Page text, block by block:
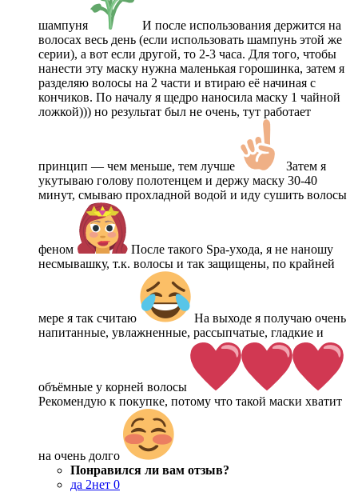
шампуня
И после использования держится на
волосах весь день (если использовать шампунь этой же
серии), а вот если другой, то 2-3 часа. Для того, чтобы
нанести эту маску нужна маленькая горошинка, затем я
разделяю волосы на 2 части и втираю её начиная с
кончиков. По началу я щедро наносила маску 1 чайной
ложкой))) но результат был не очень, тут работает
принцип — чем меньше, тем лучше
Затем я
укутываю голову полотенцем и держу маску 30-40
минут, смываю прохладной водой и иду сушить волосы
феном
После такого Spa-ухода, я не наношу
несмывашку, т.к. волосы и так защищены, по крайней
мере я так считаю
На выходе я получаю очень
напитанные, увлажненные, рассыпчатые, гладкие и
объёмные у корней волосы
Рекомендую к покупке, потому что такой маски хватит
на очень долго
Понравился ли вам отзыв?
да 2нет 0